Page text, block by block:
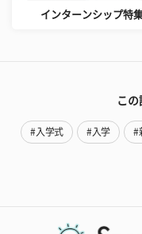
インターンシップ特
こ
#入学式 #入学 #